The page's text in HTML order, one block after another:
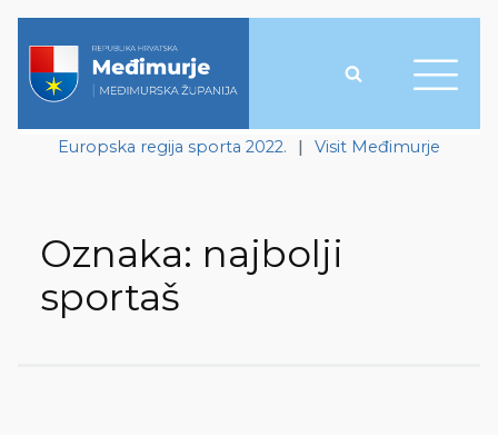
Europska regija sporta 2022. | Visit Međimurje
Oznaka: najbolji
sportaš